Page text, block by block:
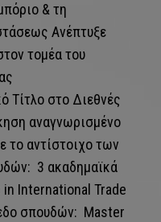
& τη
Ανέπτυξε
τομέα του
Τίτλο στο Διεθνές
αναγνωρισμένο
αντίστοιχο των
3 ακαδημαϊκά
in International Trade
σπουδών: Master